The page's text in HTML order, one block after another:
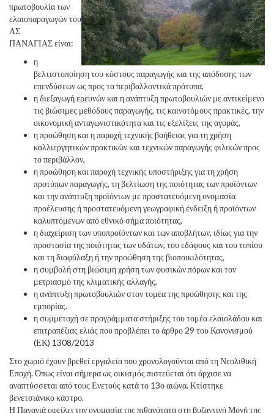
πρωτοβουλία των
ελαιοπαραγωγών του
ΑΣ
ΠΑΝΑΓΙΑΣ είναι:
η
βελτιστοποίηση του κόστους παραγωγής και της απόδοσης των
επενδύσεων ως προς τα περιβαλλοντικά πρότυπα,
η διεξαγωγή ερευνών και η ανάπτυξη πρωτοβουλιών με αντικείμενο
τις βιώσιμες μεθόδους παραγωγής, τις καινοτόμους πρακτικές, την
οικονομική ανταγωνιστικότητα και τις εξελίξεις της αγοράς,
η προώθηση και η παροχή τεχνικής βοήθειας για τη χρήση
καλλιεργητικών πρακτικών και τεχνικών παραγωγής φιλικών προς
το περιβάλλον,
η προώθηση και παροχή τεχνικής υποστήριξης για τη χρήση
προτύπων παραγωγής, τη βελτίωση της ποιότητας των προϊόντων
και την ανάπτυξη προϊόντων με προστατευόμενη ονομασία
προέλευσης ή προστατευόμενη γεωγραφική ένδειξη ή προϊόντων
καλυπτόμενων από εθνικό σήμα ποιότητας,
η διαχείριση των υποπροϊόντων και των αποβλήτων, ιδίως για την
προστασία της ποιότητας των υδάτων, του εδάφους και του τοπίου
και τη διαφύλαξη ή την προώθηση της βιοποικιλότητας,
η συμβολή στη βιώσιμη χρήση των φυσικών πόρων και τον
μετριασμό της κλιματικής αλλαγής,
η ανάπτυξη πρωτοβουλιών στον τομέα της προώθησης και της
εμπορίας.
η συμμετοχή σε προγράμματα στήριξης του τομέα ελαιολάδου και
επιτραπέζιας ελιάς που προβλέπει το άρθρο 29 του Κανονισμού
(ΕΚ) 1308/2013
Στο χωριό έχουν βρεθεί εργαλεία που χρονολογούνται από τη Νεολιθική
Εποχή. Όπως είναι σήμερα ως οικισμός πιστεύεται ότι άρχισε να
αναπτύσσεται από τους Ενετούς κατά το 13ο αιώνα. Κτίστηκε
βενετσιάνικο κάστρο.
Η Παναγιά οφείλει την ονομασία της πιθανότατα στη βυζαντινή Μονή της